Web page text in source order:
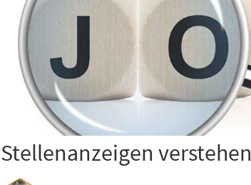
Stellenanzeigen verstehen